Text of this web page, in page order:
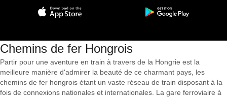
Chemins de fer Hongrois
Partir pour une aventure en train à travers de la Hongrie est la
meilleure manière d'admirer la beauté de ce charmant pays, les
chemins de fer hongrois étant un vaste réseau de train disposant à la
fois de connexions nationales et internationales. La gare ferroviaire à